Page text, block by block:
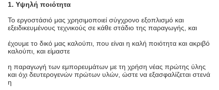
1. Υψηλή ποιότητα
Το εργοστάσιό μας χρησιμοποιεί σύγχρονο εξοπλισμό και
εξειδικευμένους τεχνικούς σε κάθε στάδιο της παραγωγής, και
έχουμε το δικό μας καλούπι, που είναι η καλή ποιότητα και ακριβό
καλούπι, και είμαστε
η παραγωγή των εμπορευμάτων με τη χρήση νέας πρώτης ύλης
και όχι δευτερογενών πρώτων υλών, ώστε να εξασφαλίζεται στενά
η